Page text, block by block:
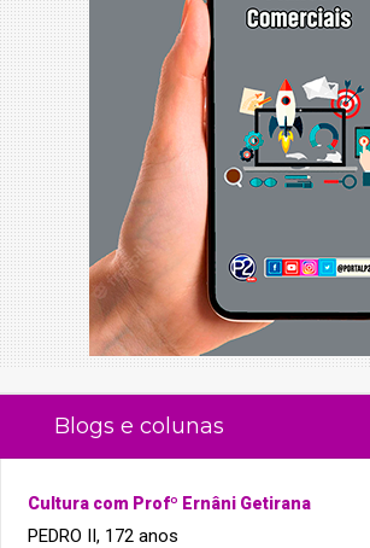
Blogs e colunas
Cultura com Profº Ernâni Getirana
PEDRO II, 172 anos